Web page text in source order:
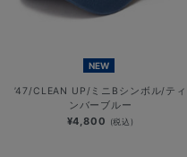
NEW
’47/CLEAN UP/ミニBシンボル/ティ
ンバーブルー
¥4,800 (税込)